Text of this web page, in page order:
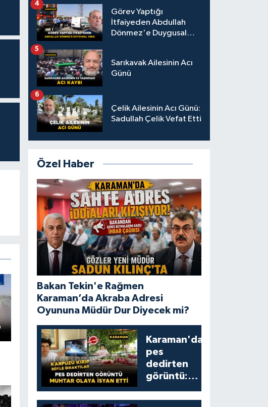
Görev Yaptığı
İtfaiyeden Abdullah
Dönmez'e Duygusal
4
Sarıkavak Ailesinin Acı
Günü
5
Çelik Ailesinin Acı Günü:
Sadullah Çelik Vefat Etti
6
Özel Haber
Bakan Tekin'e Rağmen
Karaman’da Akraba Adresi
Oyununa Müdür Dur Diyecek mi?
Karaman'da
pes
dedirten
görüntü:
yumruklayıp